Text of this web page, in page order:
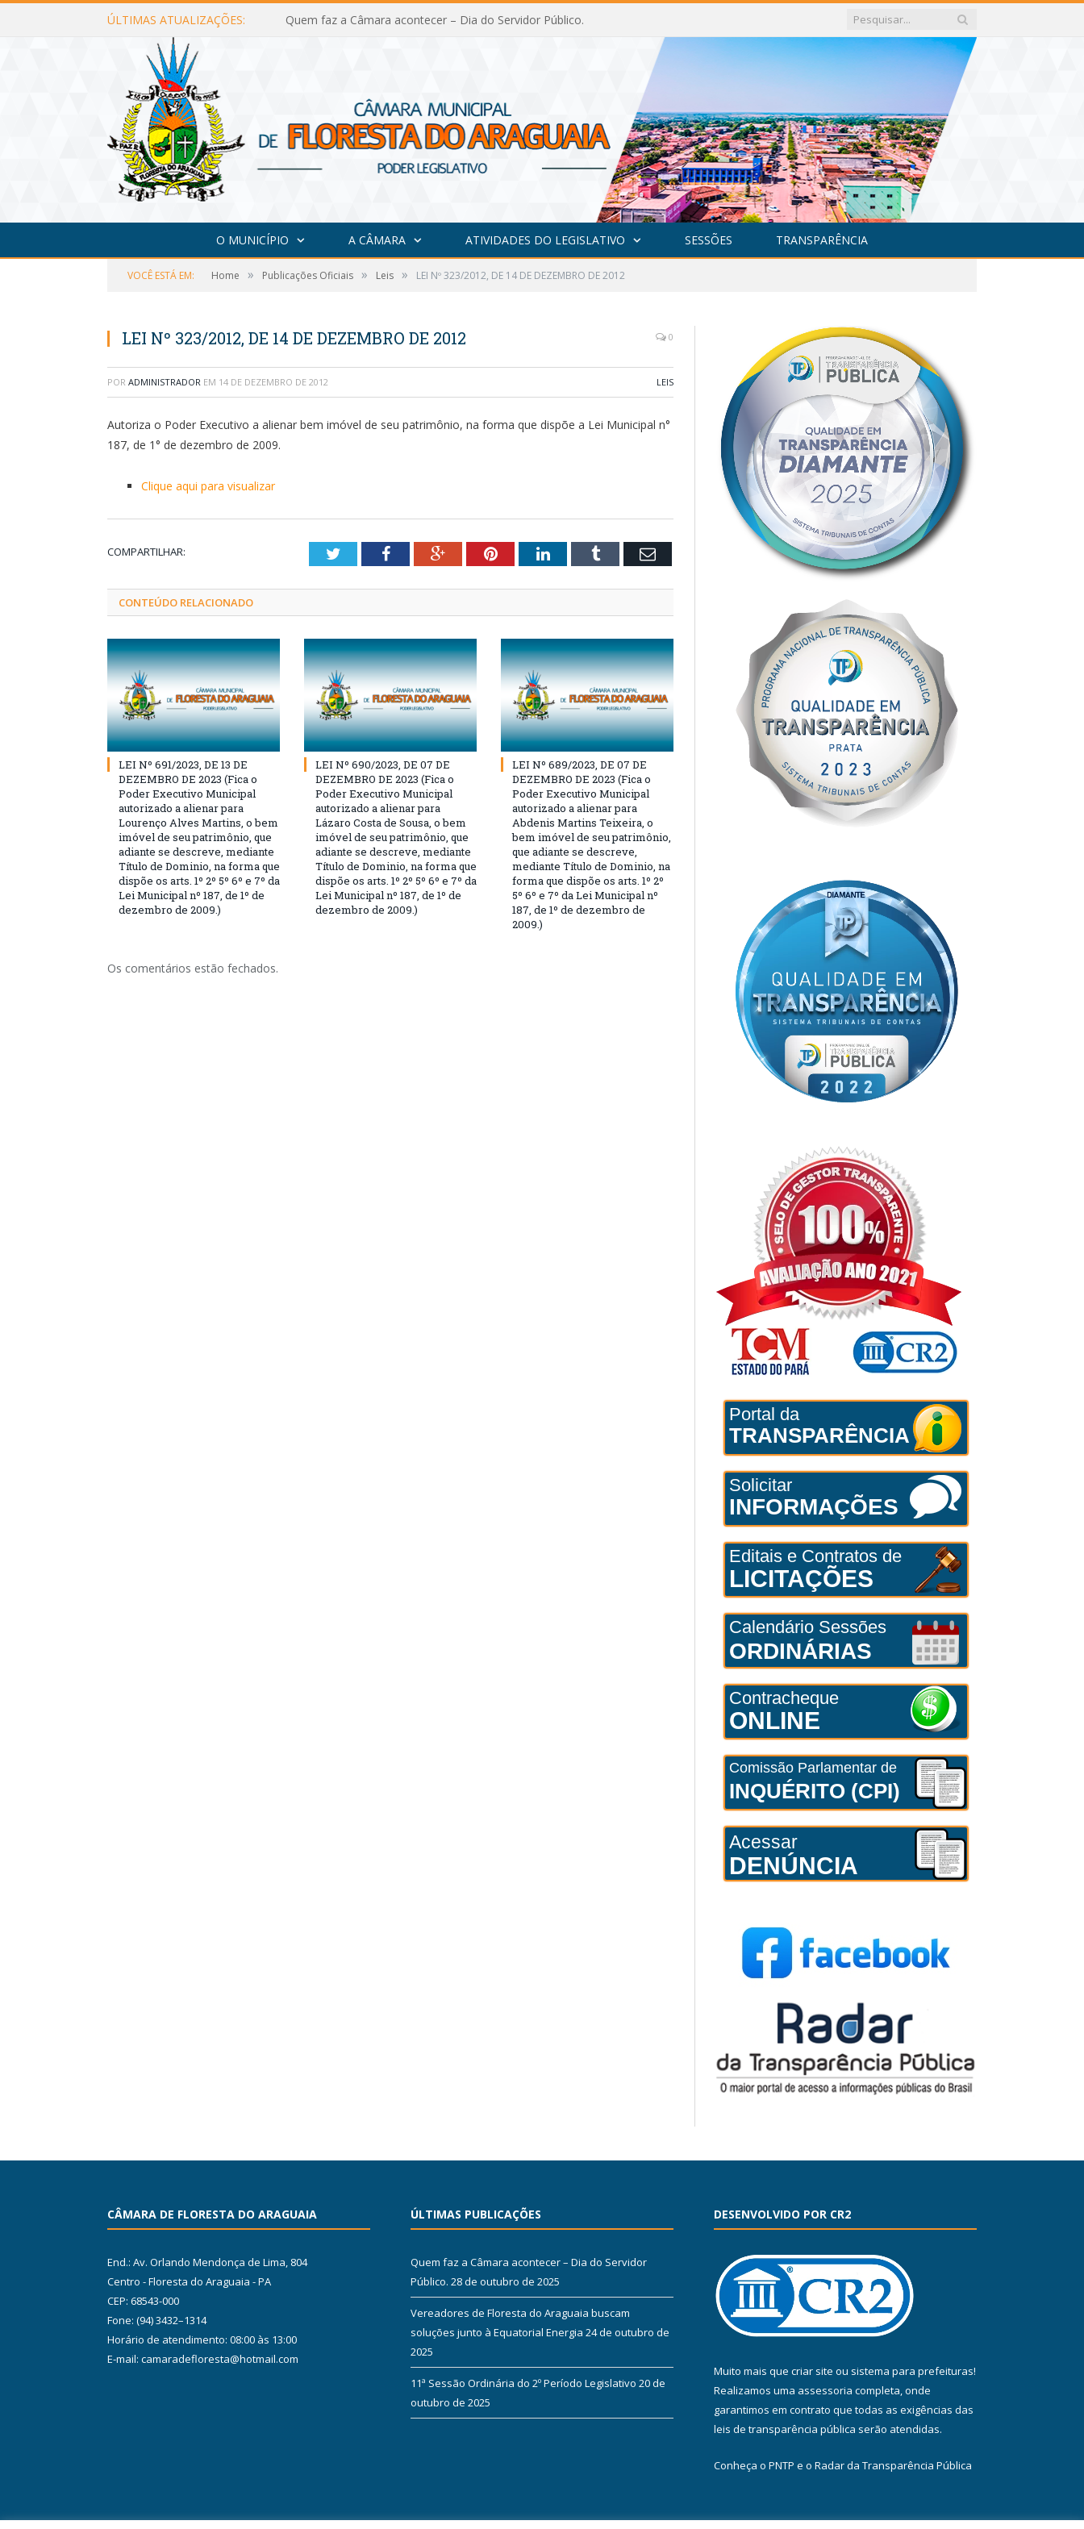
ÚLTIMAS ATUALIZAÇÕES: Quem faz a Câmara acontecer – Dia do Servidor Público.
O MUNICÍPIO A CÂMARA ATIVIDADES DO LEGISLATIVO SESSÕES TRANSPARÊNCIA
VOCÊ ESTÁ EM: Home » Publicações Oficiais » Leis » LEI Nº 323/2012, DE 14 DE DEZEMBRO DE 2012
LEI Nº 323/2012, DE 14 DE DEZEMBRO DE 2012 0
POR ADMINISTRADOR EM 14 DE DEZEMBRO DE 2012 LEIS
Autoriza o Poder Executivo a alienar bem imóvel de seu patrimônio, na forma que dispõe a Lei Municipal n°
187, de 1° de dezembro de 2009.
Clique aqui para visualizar
COMPARTILHAR: TwitterFacebookGoogle+PinterestLinkedInTumblr Email
CONTEÚDO RELACIONADO
LEI Nº 691/2023, DE 13 DE
DEZEMBRO DE 2023 (Fica o
Poder Executivo Municipal
autorizado a alienar para
Lourenço Alves Martins, o bem
imóvel de seu patrimônio, que
adiante se descreve, mediante
Título de Dominio, na forma que
dispõe os arts. 1º 2º 5º 6º e 7º da
Lei Municipal nº 187, de 1º de
dezembro de 2009.)
LEI Nº 690/2023, DE 07 DE
DEZEMBRO DE 2023 (Fica o
Poder Executivo Municipal
autorizado a alienar para
Lázaro Costa de Sousa, o bem
imóvel de seu patrimônio, que
adiante se descreve, mediante
Título de Dominio, na forma que
dispõe os arts. 1º 2º 5º 6º e 7º da
Lei Municipal nº 187, de 1º de
dezembro de 2009.)
LEI Nº 689/2023, DE 07 DE
DEZEMBRO DE 2023 (Fica o
Poder Executivo Municipal
autorizado a alienar para
Abdenis Martins Teixeira, o
bem imóvel de seu patrimônio,
que adiante se descreve,
mediante Título de Dominio, na
forma que dispõe os arts. 1º 2º
5º 6º e 7º da Lei Municipal nº
187, de 1º de dezembro de
2009.)
Os comentários estão fechados.
Portal da
TRANSPARÊNCIA
Solicitar
INFORMAÇÕES
Editais e Contratos de
LICITAÇÕES
Calendário Sessões
ORDINÁRIAS
Contracheque
ONLINE
Comissão Parlamentar de
INQUÉRITO (CPI)
Acessar
DENÚNCIA
CÂMARA DE FLORESTA DO ARAGUAIA
End.: Av. Orlando Mendonça de Lima, 804
Centro - Floresta do Araguaia - PA
CEP: 68543-000
Fone: (94) 3432–1314
Horário de atendimento: 08:00 às 13:00
E-mail: camaradefloresta@hotmail.com
ÚLTIMAS PUBLICAÇÕES
Quem faz a Câmara acontecer – Dia do Servidor
Público. 28 de outubro de 2025
Vereadores de Floresta do Araguaia buscam
soluções junto à Equatorial Energia 24 de outubro de
2025
11ª Sessão Ordinária do 2º Período Legislativo 20 de
outubro de 2025
DESENVOLVIDO POR CR2
Muito mais que criar site ou sistema para prefeituras!
Realizamos uma assessoria completa, onde
garantimos em contrato que todas as exigências das
leis de transparência pública serão atendidas.
Conheça o PNTP e o Radar da Transparência Pública